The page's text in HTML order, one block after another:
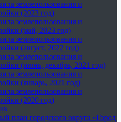
землепользования и
(2023 год)
землепользования и
(май, 2023 год)
землепользования и
(август, 2022 год)
землепользования и
(июнь, декабрь, 2021 год)
землепользования и
(январь, 2021 год)
землепользования и
(2020 год)
план городского округа «Город